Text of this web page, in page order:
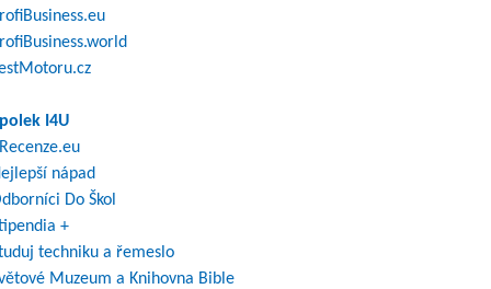
I4U
nápad
Do Škol
+
techniku a řemeslo
Muzeum a Knihovna Bible